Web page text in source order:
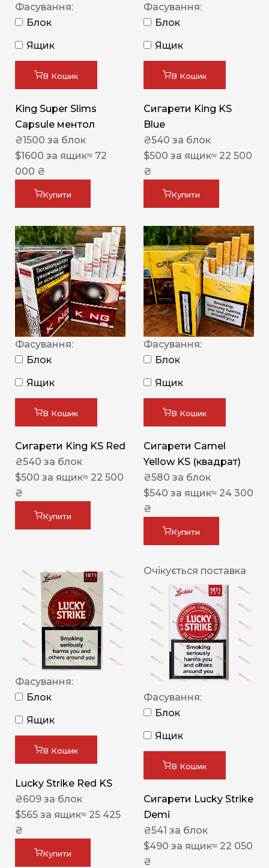
Фасування:
Блок
Ящик
В Кошик
King Super Slims
Capsule ментол
₴1500 за блок
$1600 за ящик≈ 72
000 ₴
Купити
Фасування:
Блок
Ящик
В Кошик
Сигарети King KS
Blue
₴540 за блок
$500 за ящик≈ 22 500
₴
Купити
Фасування:
Блок
Ящик
В Кошик
Сигарети King KS Red
₴540 за блок
$500 за ящик≈ 22 500
₴
Купити
Фасування:
Блок
Ящик
В Кошик
Сигарети Camel
Yellow KS (квадрат)
₴580 за блок
$540 за ящик≈ 24 300
₴
Купити
Фасування:
Блок
Ящик
В Кошик
Lucky Strike Red KS
₴609 за блок
$565 за ящик≈ 25 425
₴
Купити
Очікується поставка
Фасування:
Блок
Ящик
В Кошик
Сигарети Lucky Strike
Demi
₴541 за блок
$490 за ящик≈ 22 050
₴